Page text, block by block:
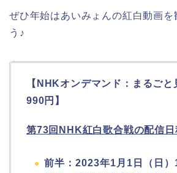
ぜひ年始はあいみょんの紅白動画を
う♪
【NHKオンデマンド：まるごと
990円】
第73回NHK紅白歌合戦の配信日
前半：2023年1月1日（日）